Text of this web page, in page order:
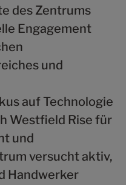
des Zentrums
Engagement
und
auf Technologie
Westfield Rise für
und
versucht aktiv,
Handwerker